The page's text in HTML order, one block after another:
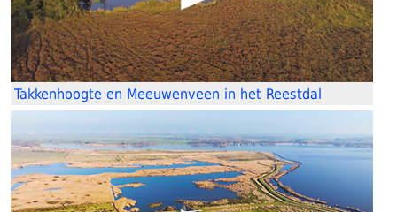
Takkenhoogte en Meeuwenveen in het Reestdal